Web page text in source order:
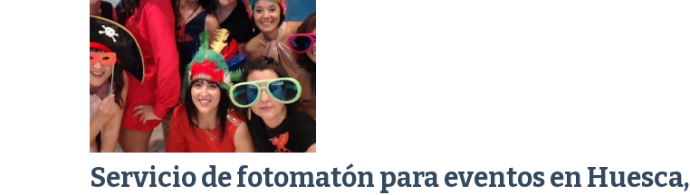
Servicio de fotomatón para eventos en Huesca,